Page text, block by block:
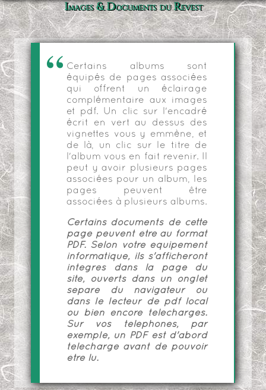
Images & Documents du Revest
Certains albums sont
équipés de pages associées
qui offrent un éclairage
complémentaire aux images
et pdf. Un clic sur l'encadré
écrit en vert au dessus des
vignettes vous y emmène, et
de là, un clic sur le titre de
l'album vous en fait revenir. Il
peut y avoir plusieurs pages
associées pour un album, les
pages peuvent être
associées à plusieurs albums.
Certains documents de cette
page peuvent être au format
PDF. Selon votre équipement
informatique, ils s'afficheront
intégrés dans la page du
site, ouverts dans un onglet
séparé du navigateur ou
dans le lecteur de pdf local
ou bien encore téléchargés.
Sur vos téléphones, par
exemple, un PDF est d'abord
téléchargé avant de pouvoir
être lu.